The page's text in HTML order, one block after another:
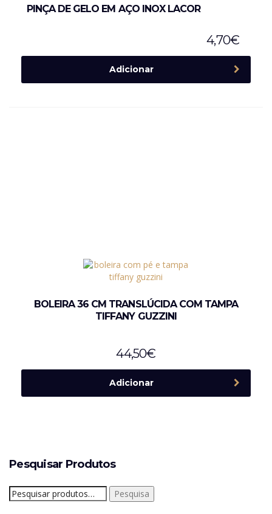
PINÇA DE GELO EM AÇO INOX LACOR
4,70€
Adicionar
BOLEIRA 36 CM TRANSLÚCIDA COM TAMPA
TIFFANY GUZZINI
44,50€
Adicionar
Pesquisar Produtos
Pesquisar
por:
Pesquisa